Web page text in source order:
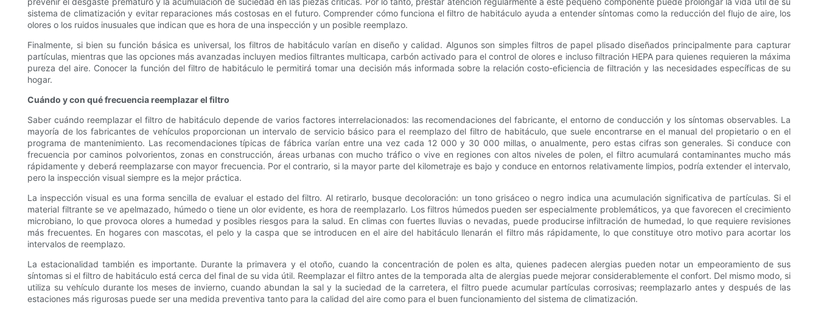
sistema de climatización y evitar reparaciones más costosas en el futuro. Comprender cómo funciona el filtro de habitáculo ayuda a entender síntomas como la reducción del flujo de aire, los
olores o los ruidos inusuales que indican que es hora de una inspección y un posible reemplazo.
Finalmente, si bien su función básica es universal, los filtros de habitáculo varían en diseño y calidad. Algunos son simples filtros de papel plisado diseñados principalmente para capturar
partículas, mientras que las opciones más avanzadas incluyen medios filtrantes multicapa, carbón activado para el control de olores e incluso filtración HEPA para quienes requieren la máxima
pureza del aire. Conocer la función del filtro de habitáculo le permitirá tomar una decisión más informada sobre la relación costo-eficiencia de filtración y las necesidades específicas de su
hogar.
Cuándo y con qué frecuencia reemplazar el filtro
Saber cuándo reemplazar el filtro de habitáculo depende de varios factores interrelacionados: las recomendaciones del fabricante, el entorno de conducción y los síntomas observables. La
mayoría de los fabricantes de vehículos proporcionan un intervalo de servicio básico para el reemplazo del filtro de habitáculo, que suele encontrarse en el manual del propietario o en el
programa de mantenimiento. Las recomendaciones típicas de fábrica varían entre una vez cada 12 000 y 30 000 millas, o anualmente, pero estas cifras son generales. Si conduce con
frecuencia por caminos polvorientos, zonas en construcción, áreas urbanas con mucho tráfico o vive en regiones con altos niveles de polen, el filtro acumulará contaminantes mucho más
rápidamente y deberá reemplazarse con mayor frecuencia. Por el contrario, si la mayor parte del kilometraje es bajo y conduce en entornos relativamente limpios, podría extender el intervalo,
pero la inspección visual siempre es la mejor práctica.
La inspección visual es una forma sencilla de evaluar el estado del filtro. Al retirarlo, busque decoloración: un tono grisáceo o negro indica una acumulación significativa de partículas. Si el
material filtrante se ve apelmazado, húmedo o tiene un olor evidente, es hora de reemplazarlo. Los filtros húmedos pueden ser especialmente problemáticos, ya que favorecen el crecimiento
microbiano, lo que provoca olores a humedad y posibles riesgos para la salud. En climas con fuertes lluvias o nevadas, puede producirse infiltración de humedad, lo que requiere revisiones
más frecuentes. En hogares con mascotas, el pelo y la caspa que se introducen en el aire del habitáculo llenarán el filtro más rápidamente, lo que constituye otro motivo para acortar los
intervalos de reemplazo.
La estacionalidad también es importante. Durante la primavera y el otoño, cuando la concentración de polen es alta, quienes padecen alergias pueden notar un empeoramiento de sus
síntomas si el filtro de habitáculo está cerca del final de su vida útil. Reemplazar el filtro antes de la temporada alta de alergias puede mejorar considerablemente el confort. Del mismo modo, si
utiliza su vehículo durante los meses de invierno, cuando abundan la sal y la suciedad de la carretera, el filtro puede acumular partículas corrosivas; reemplazarlo antes y después de las
estaciones más rigurosas puede ser una medida preventiva tanto para la calidad del aire como para el buen funcionamiento del sistema de climatización.